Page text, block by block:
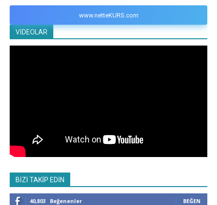
www.netteKURS.com
VİDEOLAR
BİZİ TAKİP EDİN
40,803 Beğenenler BEĞEN